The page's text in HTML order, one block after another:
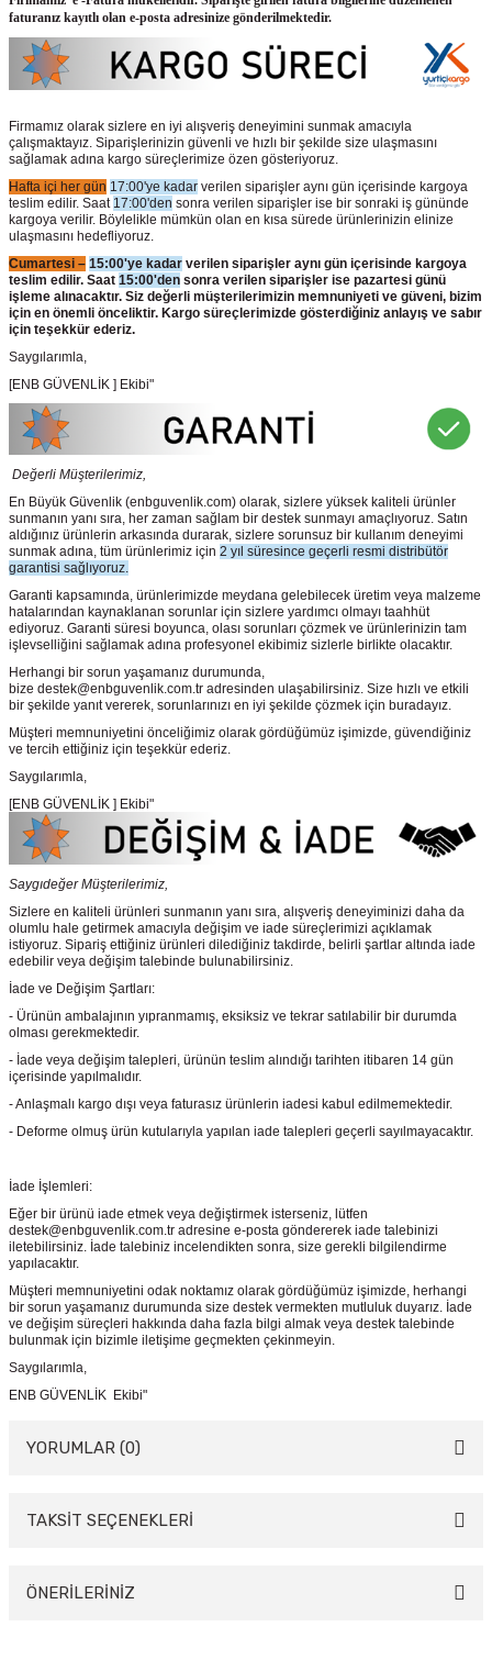
faturanız kayıtlı olan e-posta adresinize gönderilmektedir.
Firmamız olarak sizlere en iyi alışveriş deneyimini sunmak amacıyla
çalışmaktayız. Siparişlerinizin güvenli ve hızlı bir şekilde size ulaşmasını
sağlamak adına kargo süreçlerimize özen gösteriyoruz.
Hafta içi her gün 17:00'ye kadar verilen siparişler aynı gün içerisinde kargoya
teslim edilir. Saat 17:00'den sonra verilen siparişler ise bir sonraki iş gününde
kargoya verilir. Böylelikle mümkün olan en kısa sürede ürünlerinizin elinize
ulaşmasını hedefliyoruz.
Cumartesi – 15:00'ye kadar verilen siparişler aynı gün içerisinde kargoya
teslim edilir. Saat 15:00'den sonra verilen siparişler ise pazartesi günü
işleme alınacaktır. Siz değerli müşterilerimizin memnuniyeti ve güveni, bizim
için en önemli önceliktir. Kargo süreçlerimizde gösterdiğiniz anlayış ve sabır
için teşekkür ederiz.
Saygılarımla,
[ENB GÜVENLİK ] Ekibi"
Değerli Müşterilerimiz,
En Büyük Güvenlik (enbguvenlik.com) olarak, sizlere yüksek kaliteli ürünler
sunmanın yanı sıra, her zaman sağlam bir destek sunmayı amaçlıyoruz. Satın
aldığınız ürünlerin arkasında durarak, sizlere sorunsuz bir kullanım deneyimi
sunmak adına, tüm ürünlerimiz için 2 yıl süresince geçerli resmi distribütör
garantisi sağlıyoruz.
Garanti kapsamında, ürünlerimizde meydana gelebilecek üretim veya malzeme
hatalarından kaynaklanan sorunlar için sizlere yardımcı olmayı taahhüt
ediyoruz. Garanti süresi boyunca, olası sorunları çözmek ve ürünlerinizin tam
işlevselliğini sağlamak adına profesyonel ekibimiz sizlerle birlikte olacaktır.
Herhangi bir sorun yaşamanız durumunda,
bize destek@enbguvenlik.com.tr adresinden ulaşabilirsiniz. Size hızlı ve etkili
bir şekilde yanıt vererek, sorunlarınızı en iyi şekilde çözmek için buradayız.
Müşteri memnuniyetini önceliğimiz olarak gördüğümüz işimizde, güvendiğiniz
ve tercih ettiğiniz için teşekkür ederiz.
Saygılarımla,
[ENB GÜVENLİK ] Ekibi"
Saygıdeğer Müşterilerimiz,
Sizlere en kaliteli ürünleri sunmanın yanı sıra, alışveriş deneyiminizi daha da
olumlu hale getirmek amacıyla değişim ve iade süreçlerimizi açıklamak
istiyoruz. Sipariş ettiğiniz ürünleri dilediğiniz takdirde, belirli şartlar altında iade
edebilir veya değişim talebinde bulunabilirsiniz.
İade ve Değişim Şartları:
- Ürünün ambalajının yıpranmamış, eksiksiz ve tekrar satılabilir bir durumda
olması gerekmektedir.
- İade veya değişim talepleri, ürünün teslim alındığı tarihten itibaren 14 gün
içerisinde yapılmalıdır.
- Anlaşmalı kargo dışı veya faturasız ürünlerin iadesi kabul edilmemektedir.
- Deforme olmuş ürün kutularıyla yapılan iade talepleri geçerli sayılmayacaktır.
İade İşlemleri:
Eğer bir ürünü iade etmek veya değiştirmek isterseniz, lütfen
destek@enbguvenlik.com.tr adresine e-posta göndererek iade talebinizi
iletebilirsiniz. İade talebiniz incelendikten sonra, size gerekli bilgilendirme
yapılacaktır.
Müşteri memnuniyetini odak noktamız olarak gördüğümüz işimizde, herhangi
bir sorun yaşamanız durumunda size destek vermekten mutluluk duyarız. İade
ve değişim süreçleri hakkında daha fazla bilgi almak veya destek talebinde
bulunmak için bizimle iletişime geçmekten çekinmeyin.
Saygılarımla,
ENB GÜVENLİK Ekibi"
YORUMLAR (0)
Bu ürüne ilk yorumu siz yapın!
TAKSİT SEÇENEKLERİ
ÖNERİLERİNİZ